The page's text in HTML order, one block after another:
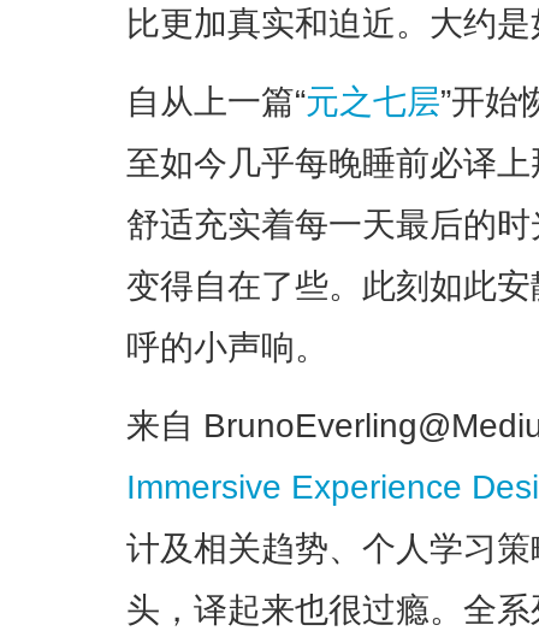
比更加真实和迫近。大约
自从上一篇“元之七层”开始
至如今几乎每晚睡前必译
舒适充实着每一天最后的
变得自在了些。此刻如此
呼的小声响。
来自
Immersive Experience
计及相关趋势、个人学习
头，译起来也很过瘾。全